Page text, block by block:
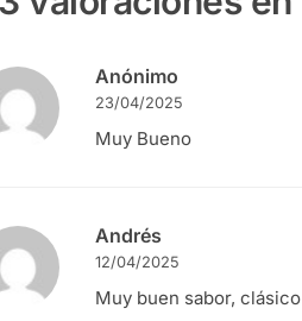
Anónimo
23/04/2025
Muy Bueno
Andrés
12/04/2025
Muy buen sabor, clásico